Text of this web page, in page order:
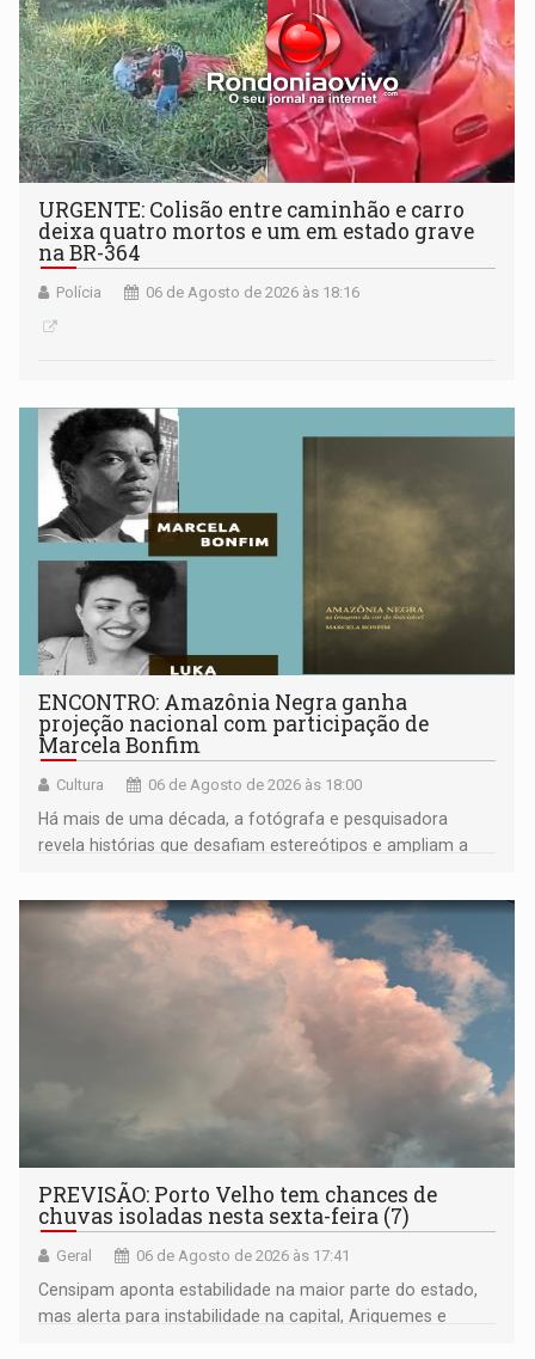
URGENTE: Colisão entre caminhão e carro
deixa quatro mortos e um em estado grave
na BR-364
Polícia 06 de Agosto de 2026 às 18:16
ENCONTRO: Amazônia Negra ganha
projeção nacional com participação de
Marcela Bonfim
Cultura 06 de Agosto de 2026 às 18:00
Há mais de uma década, a fotógrafa e pesquisadora
revela histórias que desafiam estereótipos e ampliam a
negras
PREVISÃO: Porto Velho tem chances de
chuvas isoladas nesta sexta-feira (7)
Geral 06 de Agosto de 2026 às 17:41
Censipam aponta estabilidade na maior parte do estado,
mas alerta para instabilidade na capital, Ariquemes e